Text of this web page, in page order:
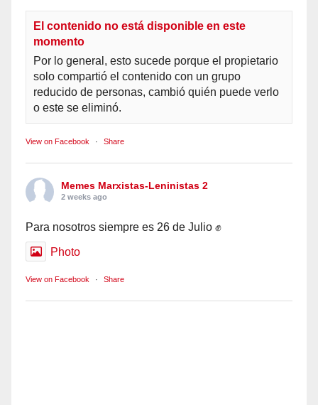
El contenido no está disponible en este
momento
Por lo general, esto sucede porque el propietario
solo compartió el contenido con un grupo
reducido de personas, cambió quién puede verlo
o este se eliminó.
View on Facebook · Share
Memes Marxistas-Leninistas 2
2 weeks ago
Para nosotros siempre es 26 de Julio ✊
Photo
View on Facebook · Share